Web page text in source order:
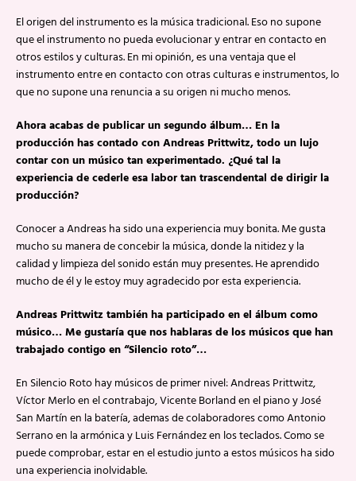
El origen del instrumento es la música tradicional. Eso no supone
que el instrumento no pueda evolucionar y entrar en contacto en
otros estilos y culturas. En mi opinión, es una ventaja que el
instrumento entre en contacto con otras culturas e instrumentos, lo
que no supone una renuncia a su origen ni mucho menos.
Ahora acabas de publicar un segundo álbum… En la
producción has contado con Andreas Prittwitz, todo un lujo
contar con un músico tan experimentado. ¿Qué tal la
experiencia de cederle esa labor tan trascendental de dirigir la
producción?
Conocer a Andreas ha sido una experiencia muy bonita. Me gusta
mucho su manera de concebir la música, donde la nitidez y la
calidad y limpieza del sonido están muy presentes. He aprendido
mucho de él y le estoy muy agradecido por esta experiencia.
Andreas Prittwitz también ha participado en el álbum como
músico… Me gustaría que nos hablaras de los músicos que han
trabajado contigo en “Silencio roto”…
En Silencio Roto hay músicos de primer nivel: Andreas Prittwitz,
Víctor Merlo en el contrabajo, Vicente Borland en el piano y José
San Martín en la batería, ademas de colaboradores como Antonio
Serrano en la armónica y Luis Fernández en los teclados. Como se
puede comprobar, estar en el estudio junto a estos músicos ha sido
una experiencia inolvidable.